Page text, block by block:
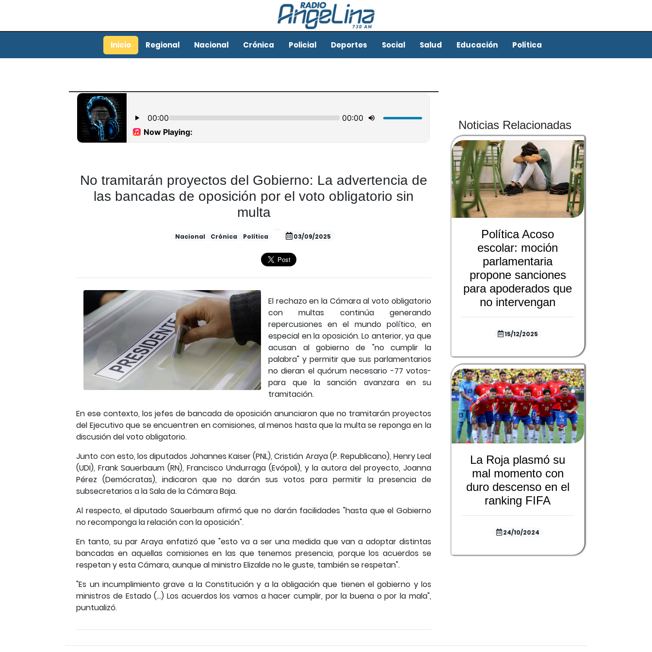
Inicio Regional Nacional Crónica Policial Deportes Social Salud Educación Política
No tramitarán proyectos del Gobierno: La advertencia de
las bancadas de oposición por el voto obligatorio sin
multa
Nacional Crónica Política 03/09/2025
El rechazo en la Cámara al voto obligatorio
con multas continúa generando
repercusiones en el mundo político, en
especial en la oposición. Lo anterior, ya que
acusan al gobierno de "no cumplir la
palabra" y permitir que sus parlamentarios
no dieran el quórum necesario -77 votos-
para que la sanción avanzara en su
tramitación.
En ese contexto, los jefes de bancada de oposición anunciaron que no tramitarán proyectos
del Ejecutivo que se encuentren en comisiones, al menos hasta que la multa se reponga en la
discusión del voto obligatorio.
Junto con esto, los diputados Johannes Kaiser (PNL), Cristián Araya (P. Republicano), Henry Leal
(UDI), Frank Sauerbaum (RN), Francisco Undurraga (Evópoli), y la autora del proyecto, Joanna
Pérez (Demócratas), indicaron que no darán sus votos para permitir la presencia de
subsecretarios a la Sala de la Cámara Baja.
Al respecto, el diputado Sauerbaum afirmó que no darán facilidades "hasta que el Gobierno
no recomponga la relación con la oposición".
En tanto, su par Araya enfatizó que "esto va a ser una medida que van a adoptar distintas
bancadas en aquellas comisiones en las que tenemos presencia, porque los acuerdos se
respetan y esta Cámara, aunque al ministro Elizalde no le guste, también se respetan".
"Es un incumplimiento grave a la Constitución y a la obligación que tienen el gobierno y los
ministros de Estado (...) Los acuerdos los vamos a hacer cumplir, por la buena o por la mala",
puntualizó.
Noticias Relacionadas
Política Acoso
escolar: moción
parlamentaria
propone sanciones
para apoderados que
no intervengan
15/12/2025
La Roja plasmó su
mal momento con
duro descenso en el
ranking FIFA
24/10/2024